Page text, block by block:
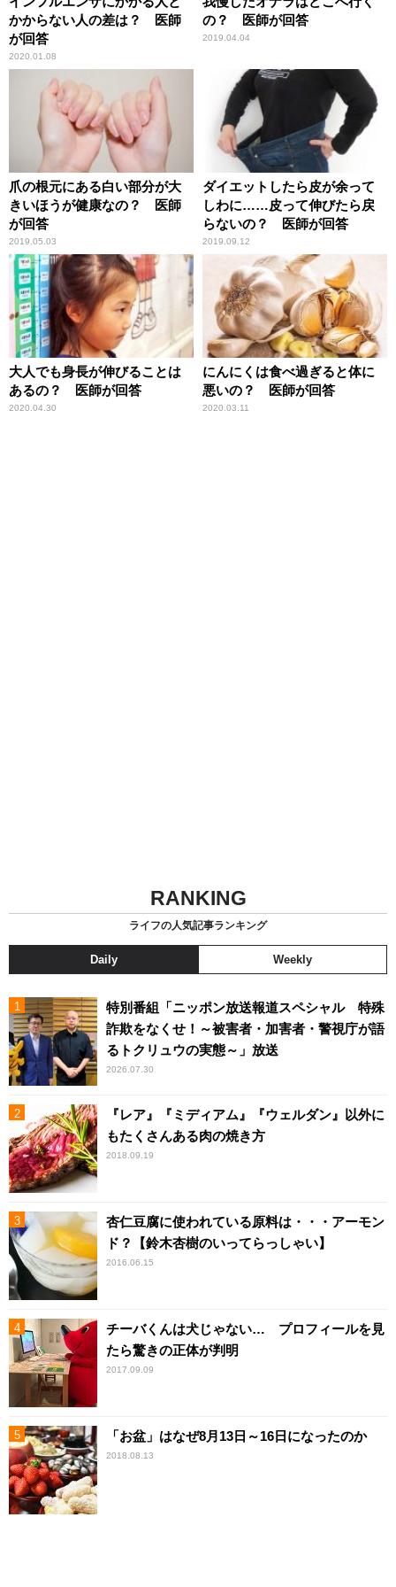
かからない人の差は？ 医師
が回答
2020.01.08
の？ 医師が回答
2019.04.04
爪の根元にある白い部分が大
きいほうが健康なの？ 医師
が回答
2019.05.03
ダイエットしたら皮が余って
しわに……皮って伸びたら戻
らないの？ 医師が回答
2019.09.12
大人でも身長が伸びることは
あるの？ 医師が回答
2020.04.30
にんにくは食べ過ぎると体に
悪いの？ 医師が回答
2020.03.11
RANKING
ライフの人気記事ランキング
Daily Weekly
特別番組「ニッポン放送報道スペシャル 特殊
詐欺をなくせ！～被害者・加害者・警視庁が語
るトクリュウの実態～」放送
2026.07.30
『レア』『ミディアム』『ウェルダン』以外に
もたくさんある肉の焼き方
2018.09.19
杏仁豆腐に使われている原料は・・・アーモン
ド？【鈴木杏樹のいってらっしゃい】
2016.06.15
チーバくんは犬じゃない… プロフィールを見
たら驚きの正体が判明
2017.09.09
「お盆」はなぜ8月13日～16日になったのか
2018.08.13